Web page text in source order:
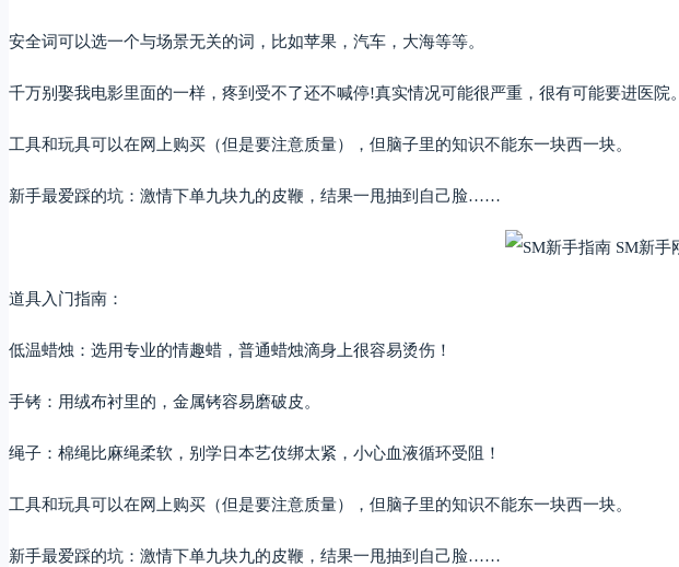
安全词可以选一个与场景无关的词，比如苹果，汽车，大海等等。
千万别娶我电影里面的一样，疼到受不了还不喊停!真实情况可能很严重，很有可能要进医院。
工具和玩具可以在网上购买（但是要注意质量），但脑子里的知识不能东一块西一块。
新手最爱踩的坑：激情下单九块九的皮鞭，结果一甩抽到自己脸……
道具入门指南：
低温蜡烛：选用专业的情趣蜡，普通蜡烛滴身上很容易烫伤！
手铐：用绒布衬里的，金属铐容易磨破皮。
绳子：棉绳比麻绳柔软，别学日本艺伎绑太紧，小心血液循环受阻！
工具和玩具可以在网上购买（但是要注意质量），但脑子里的知识不能东一块西一块。
新手最爱踩的坑：激情下单九块九的皮鞭，结果一甩抽到自己脸……